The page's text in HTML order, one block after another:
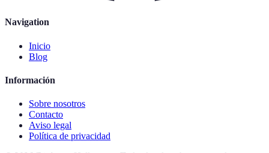
Navigation
Inicio
Blog
Información
Sobre nosotros
Contacto
Aviso legal
Política de privacidad